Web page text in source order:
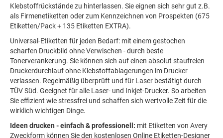
Klebstoffrückstände zu hinterlassen. Sie eignen sich sehr gut z.B.
als Firmenetiketten oder zum Kennzeichnen von Prospekten (675
Etiketten/Pack + 135 Etiketten EXTRA).
Universal-Etiketten für jeden Bedarf: mit einem gestochen
scharfen Druckbild ohne Verwischen - durch beste
Tonerverankerung. Sie können sich auf einen absolut staufreien
Druckerdurchlauf ohne Klebstoffablagerungen im Drucker
verlassen. Regelmäßig überprüft und für Laser bestätigt durch
TÜV Süd. Geeignet für alle Laser- und Inkjet-Drucker. So arbeiten
Sie effizient wie stressfrei und schaffen sich wertvolle Zeit für die
wirklich wichtigen Dinge.
Ideen drucken - einfach & professionell: mit Etiketten von Avery
Zweckform können Sie den kostenlosen Online Etiketten-Designer